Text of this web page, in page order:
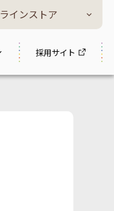
インストア
採用サイト